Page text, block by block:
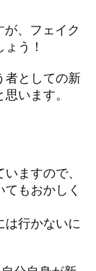
、フェイク
う！
者としての新
います。
ますので、
もおかしく
は行かないに